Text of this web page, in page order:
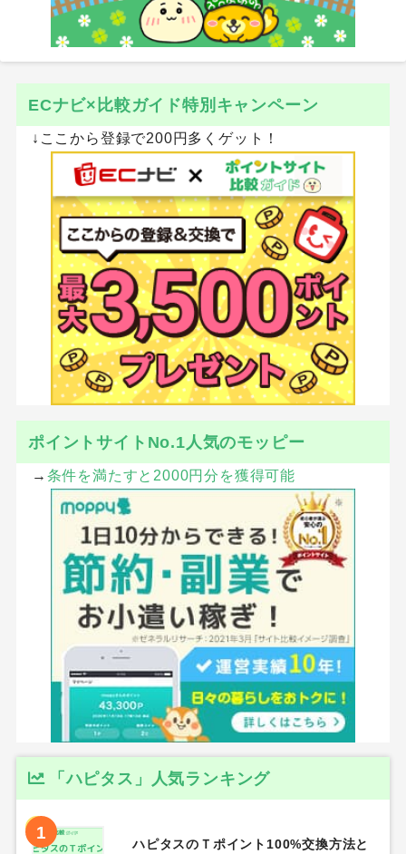
ECナビ×比較ガイド特別キャンペーン
↓ここから登録で200円多くゲット！
ポイントサイトNo.1人気のモッピー
→ 条件を満たすと2000円分を獲得可能
「ハピタス」人気ランキング
1
ハピタスのＴポイント100%交換方法と